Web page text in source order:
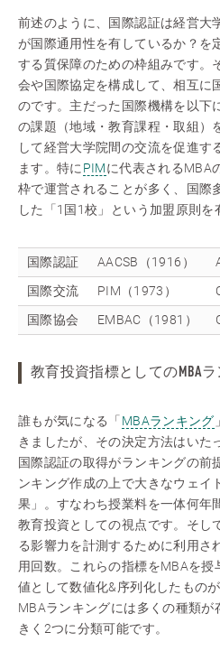
前述のように、国際認証は経営大
が国際通用性を有しているか？を
する質保障のための枠組みです。
会や国際協定を構成して、相互に
のです。主だった国際機構を以下
の課題（地域・教育課程・取組）
して経営大学院間の交流を促進す
ます。特にPIMに代表されるMBA
枠で運営されることが多く、国際
した「1国1校」という加盟原則を
国際認証 AACSB（1916）
国際交流
PIM（1973）
国際協会
EMBAC（1981）
教育投資指標としてのMBA
誰もが気になる「 MBAランキング
きましたが、その決定方法はいた
国際認証の取得がランキングの前
ンキング作成の上で大きなウェイ
果」。すなわち授業料を一体何年
教育投資としての視点です。そし
る影響力を計測するために利用さ
用回数。これらの指標をMBAを
値として数値化&序列化したものが
MBAランキングには多くの種類
きく2つに分類可能です。